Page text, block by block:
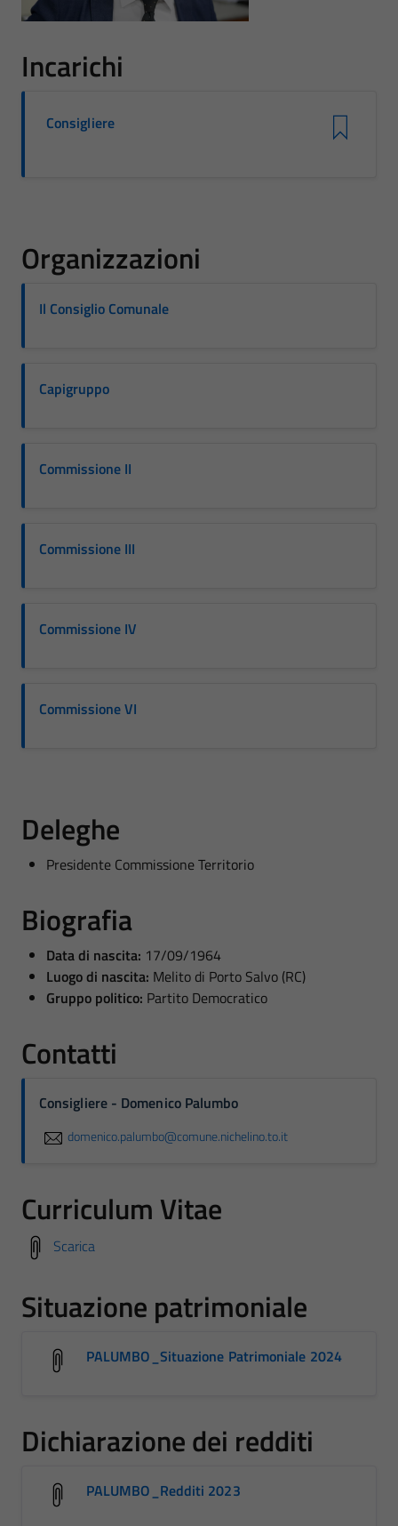
Incarichi
Consigliere
Organizzazioni
Il Consiglio Comunale
Capigruppo
Commissione II
Commissione III
Commissione IV
Commissione VI
Deleghe
Presidente Commissione Territorio
Biografia
Data di nascita: 17/09/1964
Luogo di nascita: Melito di Porto Salvo (RC)
Gruppo politico: Partito Democratico
Contatti
Consigliere - Domenico Palumbo
domenico.palumbo@comune.nichelino.to.it
Curriculum Vitae
Scarica
Situazione patrimoniale
PALUMBO_Situazione Patrimoniale 2024
Dichiarazione dei redditi
PALUMBO_Redditi 2023